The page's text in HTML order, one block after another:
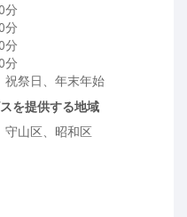
分
分
分
分
祝祭日、年末年始
を提供する地域
守山区、昭和区